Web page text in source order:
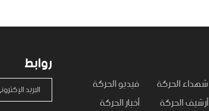
شهداء الحركة
فيديو الحركة
أرشيف الحركة
أخبار الحركة
روابط
البريد